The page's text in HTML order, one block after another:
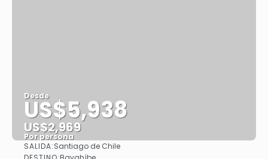
Desde
US$5,938
US$2,969
Por persona
SALIDA:Santiago de Chile